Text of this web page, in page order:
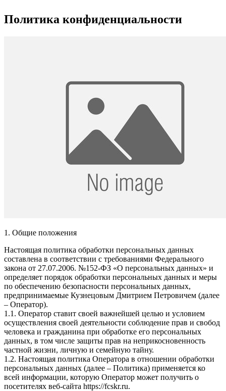
Политика конфиденциальности
1. Общие положения
Настоящая политика обработки персональных данных
составлена в соответствии с требованиями Федерального
закона от 27.07.2006. №152-ФЗ «О персональных данных» и
определяет порядок обработки персональных данных и меры
по обеспечению безопасности персональных данных,
предпринимаемые Кузнецовым Дмитрием Петровичем (далее
– Оператор).
1.1. Оператор ставит своей важнейшей целью и условием
осуществления своей деятельности соблюдение прав и свобод
человека и гражданина при обработке его персональных
данных, в том числе защиты прав на неприкосновенность
частной жизни, личную и семейную тайну.
1.2. Настоящая политика Оператора в отношении обработки
персональных данных (далее – Политика) применяется ко
всей информации, которую Оператор может получить о
посетителях веб-сайта https://fcskr.ru.